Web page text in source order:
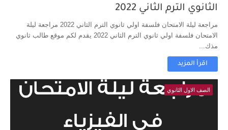
الثانوي الترم الثاني 2022
مراجعة ليلة الامتحان فلسفة اولي ثانوي الترم الثاني 2022 مراجعة ليلة
الامتحان فلسفة اولي ثانوي الترم الثاني 2022 يقدم لكم موقع طالب ثانوي
مذك...
اقرأ المزيد
الصف الاول الثانوي